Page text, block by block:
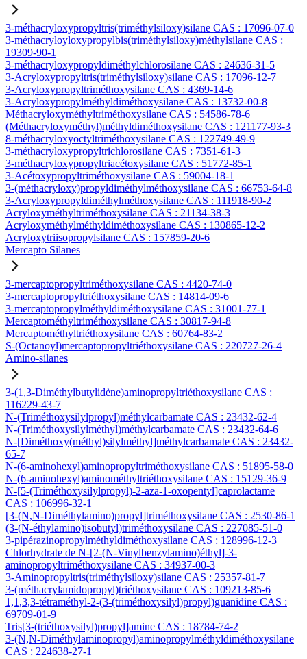
3-méthacryloxypropyltris(triméthylsiloxy)silane CAS : 17096-07-0
3-méthacryloyloxypropylbis(triméthylsiloxy)méthylsilane CAS :
19309-90-1
3-méthacryloxypropyldiméthylchlorosilane CAS : 24636-31-5
3-Acryloxypropyltris(triméthylsiloxy)silane CAS : 17096-12-7
3-Acryloxypropyltriméthoxysilane CAS : 4369-14-6
3-Acryloxypropylméthyldiméthoxysilane CAS : 13732-00-8
Méthacryloxyméthyltriméthoxysilane CAS : 54586-78-6
(Méthacryloxyméthyl)méthyldiméthoxysilane CAS : 121177-93-3
8-méthacryloxyoctyltriméthoxysilane CAS : 122749-49-9
3-méthacryloxypropyltrichlorosilane CAS : 7351-61-3
3-méthacryloxypropyltriacétoxysilane CAS : 51772-85-1
3-Acétoxypropyltriméthoxysilane CAS : 59004-18-1
3-(méthacryloxy)propyldiméthylméthoxysilane CAS : 66753-64-8
3-Acryloxypropyldiméthylméthoxysilane CAS : 111918-90-2
Acryloxyméthyltriméthoxysilane CAS : 21134-38-3
Acryloxyméthylméthyldiméthoxysilane CAS : 130865-12-2
Acryloxytriisopropylsilane CAS : 157859-20-6
Mercapto Silanes
3-mercaptopropyltriméthoxysilane CAS : 4420-74-0
3-mercaptopropyltriéthoxysilane CAS : 14814-09-6
3-mercaptopropylméthyldiméthoxysilane CAS : 31001-77-1
Mercaptométhyltriméthoxysilane CAS : 30817-94-8
Mercaptométhyltriéthoxysilane CAS : 60764-83-2
S-(Octanoyl)mercaptopropyltriéthoxysilane CAS : 220727-26-4
Amino-silanes
3-(1,3-Diméthylbutylidène)aminopropyltriéthoxysilane CAS :
116229-43-7
N-(Triméthoxysilylpropyl)méthylcarbamate CAS : 23432-62-4
N-(Triméthoxysilylméthyl)méthylcarbamate CAS : 23432-64-6
N-[Diméthoxy(méthyl)silylméthyl]méthylcarbamate CAS : 23432-
65-7
N-(6-aminohexyl)aminopropyltriméthoxysilane CAS : 51895-58-0
N-(6-aminohexyl)aminométhyltriéthoxysilane CAS : 15129-36-9
N-[5-(Triméthoxysilylpropyl)-2-aza-1-oxopentyl]caprolactame
CAS : 106996-32-1
[3-(N,N-Diméthylamino)propyl]triméthoxysilane CAS : 2530-86-1
(3-(N-éthylamino)isobutyl)triméthoxysilane CAS : 227085-51-0
3-pipérazinopropylméthyldiméthoxysilane CAS : 128996-12-3
Chlorhydrate de N-[2-(N-Vinylbenzylamino)éthyl]-3-
aminopropyltriméthoxysilane CAS : 34937-00-3
3-Aminopropyltris(triméthylsiloxy)silane CAS : 25357-81-7
3-(méthacrylamidopropyl)triéthoxysilane CAS : 109213-85-6
1,1,3,3-tétraméthyl-2-(3-(triméthoxysilyl)propyl)guanidine CAS :
69709-01-9
Tris[3-(triéthoxysilyl)propyl]amine CAS : 18784-74-2
3-(N,N-Diméthylaminopropyl)aminopropylméthyldiméthoxysilane
CAS : 224638-27-1